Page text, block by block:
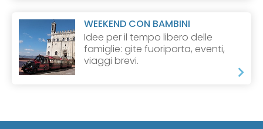
WEEKEND CON BAMBINI
Idee per il tempo libero delle
famiglie: gite fuoriporta, eventi,
viaggi brevi.